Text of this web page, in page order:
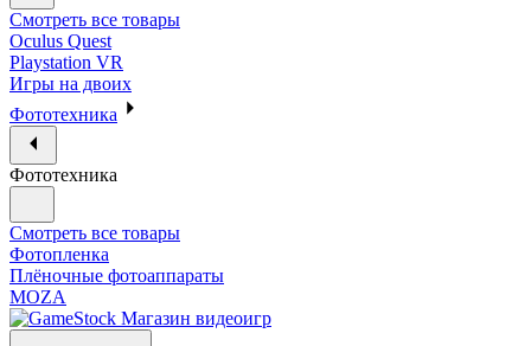
Смотреть все товары
Oculus Quest
Playstation VR
Игры на двоих
Фототехника
Фототехника
Смотреть все товары
Фотопленка
Плёночные фотоаппараты
MOZA